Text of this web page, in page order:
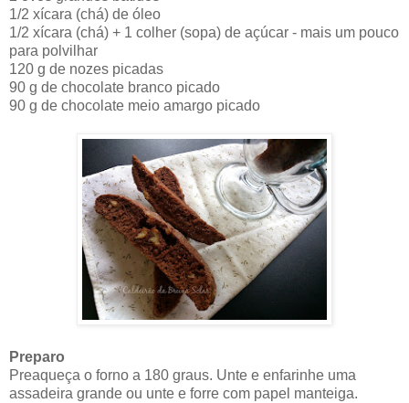
1/2 xícara (chá) de óleo
1/2 xícara (chá) + 1 colher (sopa) de açúcar - mais um pouco
para polvilhar
120 g de nozes picadas
90 g de chocolate branco picado
90 g de chocolate meio amargo picado
Preparo
Preaqueça o forno a 180 graus. Unte e enfarinhe uma
assadeira grande ou unte e forre com papel manteiga.